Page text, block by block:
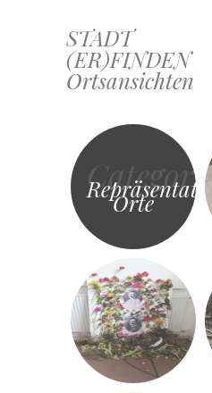
STADT
(ER)FINDEN
Ortsansichten
Skip
to
content
Category
Repräsentative
Orte